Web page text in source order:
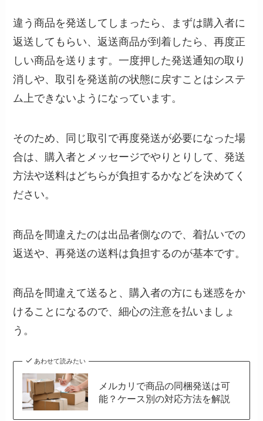
違う商品を発送してしまったら、まずは購入者に
返送してもらい、返送商品が到着したら、再度正
しい商品を送ります。一度押した発送通知の取り
消しや、取引を発送前の状態に戻すことはシステ
ム上できないようになっています。
そのため、同じ取引で再度発送が必要になった場
合は、購入者とメッセージでやりとりして、発送
方法や送料はどちらが負担するかなどを決めてく
ださい。
商品を間違えたのは出品者側なので、着払いでの
返送や、再発送の送料は負担するのが基本です。
商品を間違えて送ると、購入者の方にも迷惑をか
けることになるので、細心の注意を払いましょ
う。
あわせて読みたい
メルカリで商品の同梱発送は可
能？ケース別の対応方法を解説